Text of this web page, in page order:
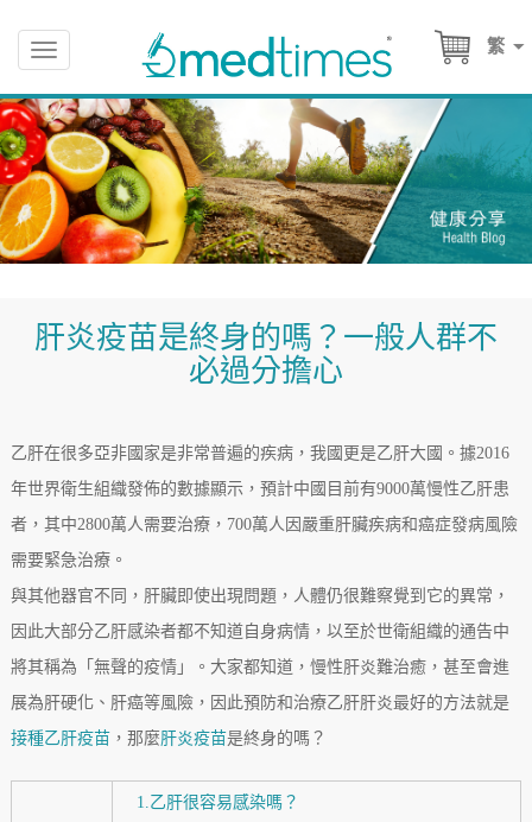
繁
Toggle
navigation
肝炎疫苗是終身的嗎？一般人群不
必過分擔心
乙肝在很多亞非國家是非常普遍的疾病，我國更是乙肝大國。據2016
年世界衛生組織發佈的數據顯示，預計中國目前有9000萬慢性乙肝患
者，其中2800萬人需要治療，700萬人因嚴重肝臟疾病和癌症發病風險
需要緊急治療。
與其他器官不同，肝臟即使出現問題，人體仍很難察覺到它的異常，
因此大部分乙肝感染者都不知道自身病情，以至於世衛組織的通告中
將其稱為「無聲的疫情」。大家都知道，慢性肝炎難治癒，甚至會進
展為肝硬化、肝癌等風險，因此預防和治療乙肝肝炎最好的方法就是
接種乙肝疫苗，那麼肝炎疫苗是終身的嗎？
1.乙肝很容易感染嗎？